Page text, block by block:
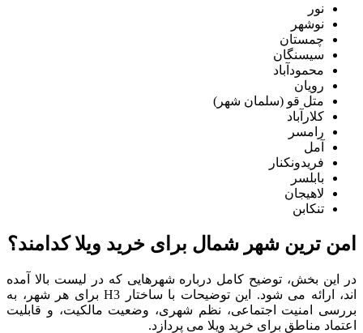
نور
نوشهر
چمستان
سیسنگان
محمودآباد
رویان
متل قو (سلمان شهر)
کلارآباد
رامسر
آمل
فریدونکنار
بابلسر
لاهیجان
تنکابن
امن ترین شهر شمال برای خرید ویلا کدامند؟
در این بخش، توضیح کامل درباره شهرهایی که در لیست بالا آمده
اند، ارائه می شود. این توضیحات با ساختار H3 برای هر شهر، به
بررسی امنیت اجتماعی، نظم شهری، وضعیت مالکیت، و قابلیت
اعتماد مناطق برای خرید ویلا می پردازد.